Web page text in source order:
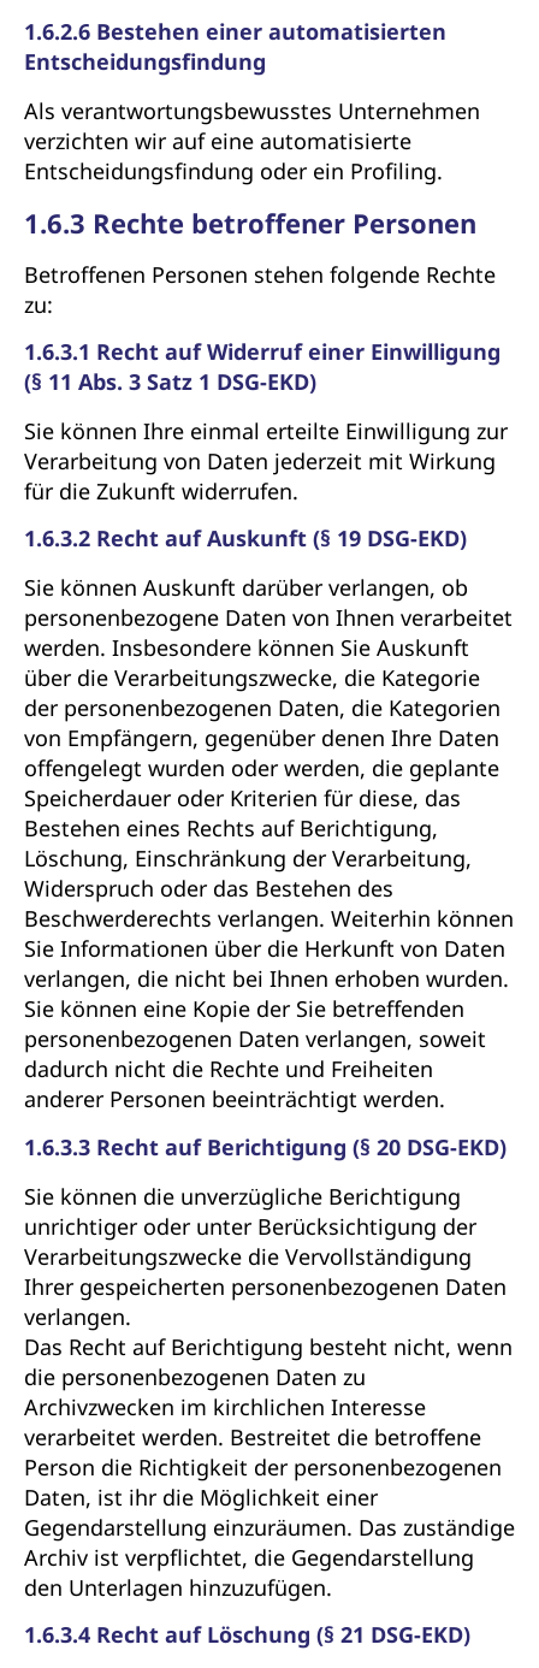
1.6.2.6 Bestehen einer automatisierten
Entscheidungsfindung
Als verantwortungsbewusstes Unternehmen
verzichten wir auf eine automatisierte
Entscheidungsfindung oder ein Profiling.
1.6.3 Rechte betroffener Personen
Betroffenen Personen stehen folgende Rechte
zu:
1.6.3.1 Recht auf Widerruf einer Einwilligung
(§ 11 Abs. 3 Satz 1 DSG-EKD)
Sie können Ihre einmal erteilte Einwilligung zur
Verarbeitung von Daten jederzeit mit Wirkung
für die Zukunft widerrufen.
1.6.3.2 Recht auf Auskunft (§ 19 DSG-EKD)
Sie können Auskunft darüber verlangen, ob
personenbezogene Daten von Ihnen verarbeitet
werden. Insbesondere können Sie Auskunft
über die Verarbeitungszwecke, die Kategorie
der personenbezogenen Daten, die Kategorien
von Empfängern, gegenüber denen Ihre Daten
offengelegt wurden oder werden, die geplante
Speicherdauer oder Kriterien für diese, das
Bestehen eines Rechts auf Berichtigung,
Löschung, Einschränkung der Verarbeitung,
Widerspruch oder das Bestehen des
Beschwerderechts verlangen. Weiterhin können
Sie Informationen über die Herkunft von Daten
verlangen, die nicht bei Ihnen erhoben wurden.
Sie können eine Kopie der Sie betreffenden
personenbezogenen Daten verlangen, soweit
dadurch nicht die Rechte und Freiheiten
anderer Personen beeinträchtigt werden.
1.6.3.3 Recht auf Berichtigung (§ 20 DSG-EKD)
Sie können die unverzügliche Berichtigung
unrichtiger oder unter Berücksichtigung der
Verarbeitungszwecke die Vervollständigung
Ihrer gespeicherten personenbezogenen Daten
verlangen.
Das Recht auf Berichtigung besteht nicht, wenn
die personenbezogenen Daten zu
Archivzwecken im kirchlichen Interesse
verarbeitet werden. Bestreitet die betroffene
Person die Richtigkeit der personenbezogenen
Daten, ist ihr die Möglichkeit einer
Gegendarstellung einzuräumen. Das zuständige
Archiv ist verpflichtet, die Gegendarstellung
den Unterlagen hinzuzufügen.
1.6.3.4 Recht auf Löschung (§ 21 DSG-EKD)